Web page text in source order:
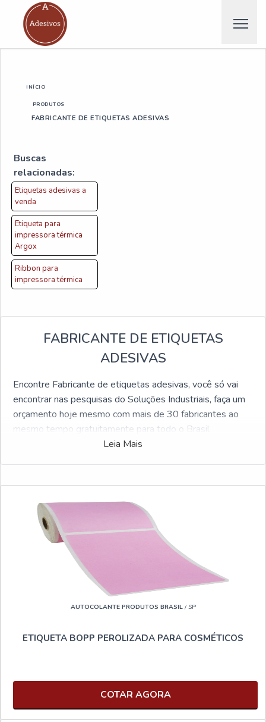
INÍCIO
PRODUTOS
FABRICANTE DE ETIQUETAS ADESIVAS
Buscas
relacionadas:
Etiquetas adesivas a
venda
Etiqueta para
impressora térmica
Argox
Ribbon para
impressora térmica
FABRICANTE DE ETIQUETAS
ADESIVAS
Encontre Fabricante de etiquetas adesivas, você só vai
encontrar nas pesquisas do Soluções Industriais, faça um
orçamento hoje mesmo com mais de 30 fabricantes ao
mesmo tempo gratuitamente para todo o Brasil
Leia Mais
AUTOCOLANTE PRODUTOS BRASIL/ SP
ETIQUETA BOPP PEROLIZADA PARA COSMÉTICOS
COTAR AGORA